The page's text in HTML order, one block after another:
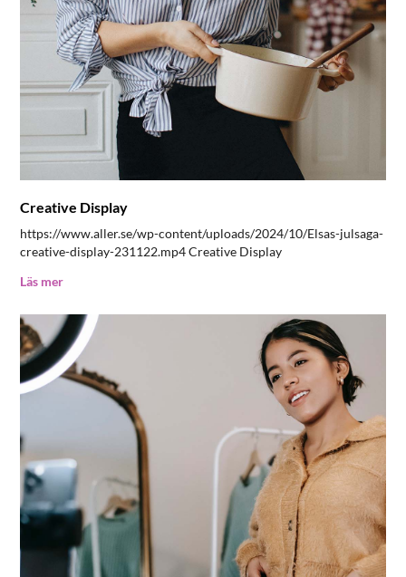
Creative Display
https://www.aller.se/wp-content/uploads/2024/10/Elsas-julsaga-
creative-display-231122.mp4 Creative Display
Läs mer